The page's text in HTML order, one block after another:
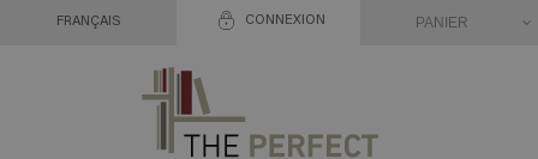
CONNEXION
FRANÇAIS PANIER